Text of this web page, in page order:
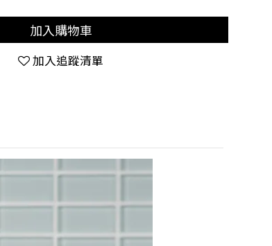
加入購物車
加入追蹤清單